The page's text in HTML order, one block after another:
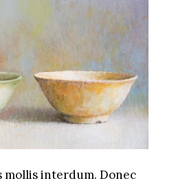
mollis interdum. Donec